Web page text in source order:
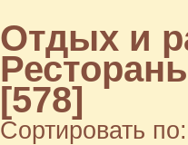
Отдых и
[578]
Сортировать